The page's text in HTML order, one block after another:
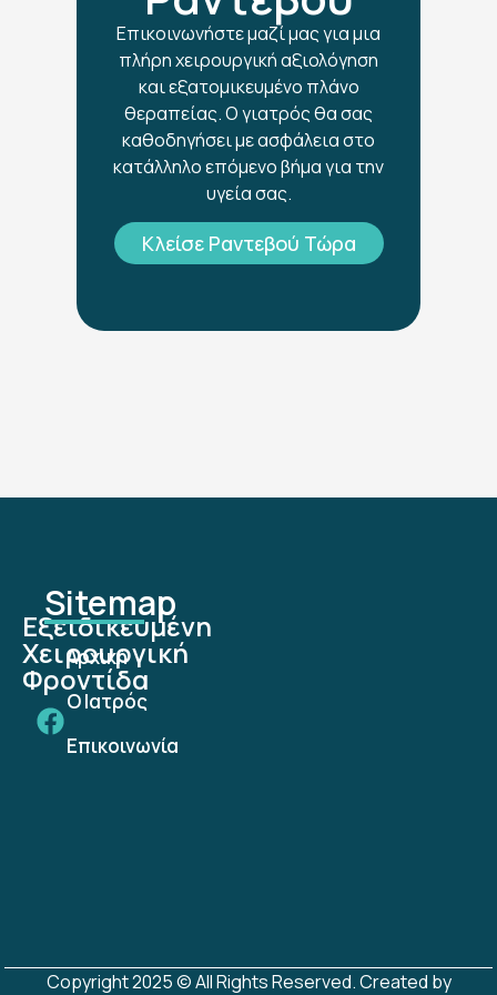
Επικοινωνήστε μαζί μας για μια
πλήρη χειρουργική αξιολόγηση
και εξατομικευμένο πλάνο
θεραπείας. Ο γιατρός θα σας
καθοδηγήσει με ασφάλεια στο
κατάλληλο επόμενο βήμα για την
υγεία σας.
Κλείσε Ραντεβού Τώρα
Εξειδικευμένη
Χειρουργική
Φροντίδα
Sitemap
Αρχική
Ο Ιατρός
Επικοινωνία
Copyright 2025 © All Rights Reserved. Created by